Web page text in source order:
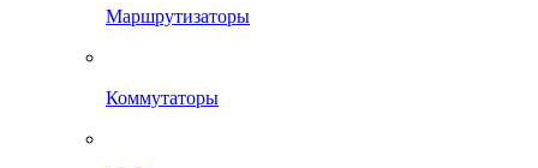
Маршрутизаторы
Коммутаторы